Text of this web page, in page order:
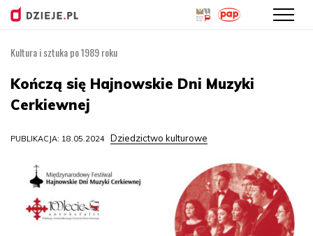
treści
Kultura i sztuka po 1989 roku
Kończą się Hajnowskie Dni Muzyki
Cerkiewnej
PUBLIKACJA: 18.05.2024 Dziedzictwo kulturowe